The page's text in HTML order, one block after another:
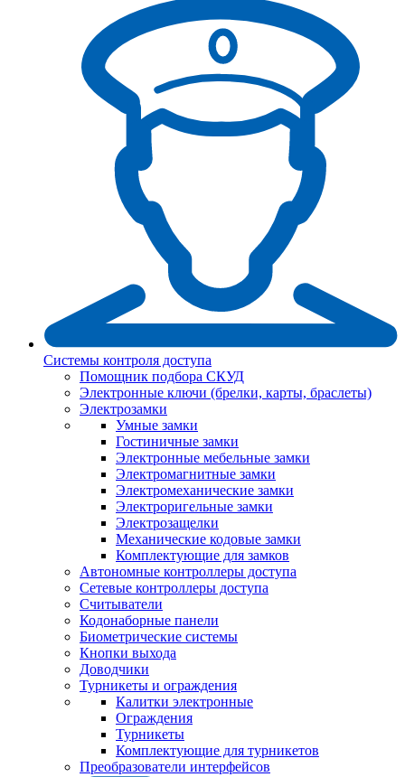
Системы контроля доступа
Помощник подбора СКУД
Электронные ключи (брелки, карты, браслеты)
Электрозамки
Умные замки
Гостиничные замки
Электронные мебельные замки
Электромагнитные замки
Электромеханические замки
Электроригельные замки
Электрозащелки
Механические кодовые замки
Комплектующие для замков
Автономные контроллеры доступа
Сетевые контроллеры доступа
Считыватели
Кодонаборные панели
Биометрические системы
Кнопки выхода
Доводчики
Турникеты и ограждения
Калитки электронные
Ограждения
Турникеты
Комплектующие для турникетов
Преобразователи интерфейсов